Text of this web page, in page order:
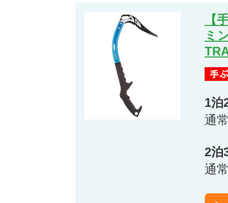
【
ミ
1泊
通
2泊
通